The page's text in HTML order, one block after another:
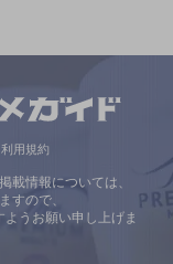
利用規約
載情報については、
すので、
うお願い申し上げま